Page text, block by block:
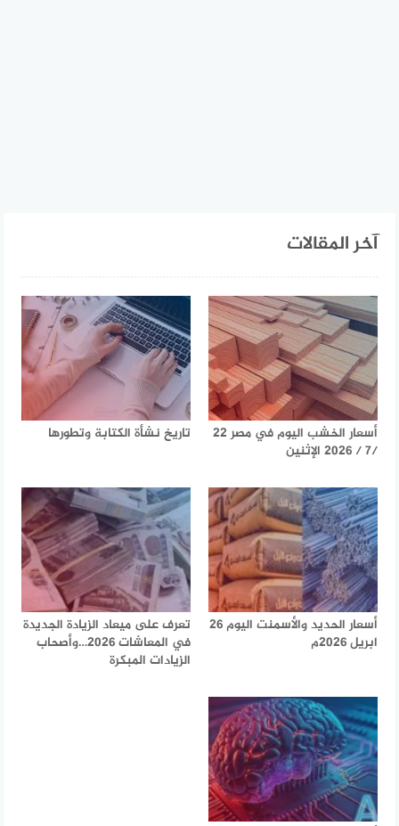
آخر المقالات
أسعار الخشب اليوم في مصر 22
/7 / 2026 الإثنين
تاريخ نشأة الكتابة وتطورها
أسعار الحديد والأسمنت اليوم 26
ابريل 2026م
تعرف على ميعاد الزيادة الجديدة
في المعاشات 2026…وأصحاب
الزيادات المبكرة